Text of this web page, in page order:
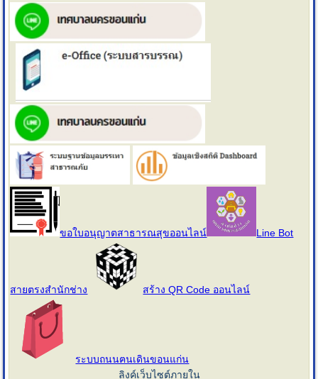
ขอใบอนุญาตสาธารณสุขออนไลน์ Line Bot
สายตรงสำนักช่าง สร้าง QR Code ออนไลน์
ระบบถนนฅนเดินขอนแก่น
ลิงค์เว็บไซต์ภายใน